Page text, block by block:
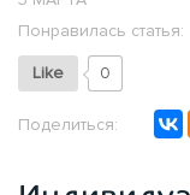
Понравилась статья:
Like 0
Поделиться: